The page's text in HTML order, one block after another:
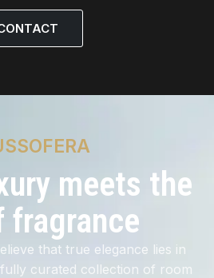
meets the
fragrance
that true elegance lies in
curated collection of room